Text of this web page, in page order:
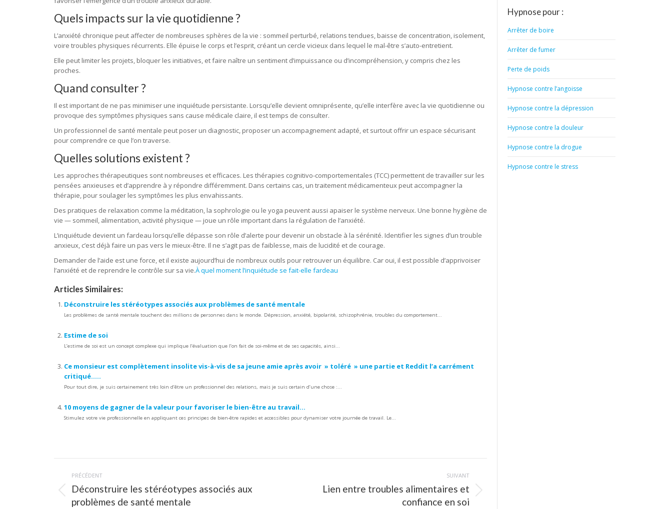
Quels impacts sur la vie quotidienne ?
L’anxiété chronique peut affecter de nombreuses sphères de la vie : sommeil perturbé, relations tendues, baisse de concentration, isolement,
voire troubles physiques récurrents. Elle épuise le corps et l’esprit, créant un cercle vicieux dans lequel le mal-être s’auto-entretient.
Elle peut limiter les projets, bloquer les initiatives, et faire naître un sentiment d’impuissance ou d’incompréhension, y compris chez les
proches.
Quand consulter ?
Il est important de ne pas minimiser une inquiétude persistante. Lorsqu’elle devient omniprésente, qu’elle interfère avec la vie quotidienne ou
provoque des symptômes physiques sans cause médicale claire, il est temps de consulter.
Un professionnel de santé mentale peut poser un diagnostic, proposer un accompagnement adapté, et surtout offrir un espace sécurisant
pour comprendre ce que l’on traverse.
Quelles solutions existent ?
Les approches thérapeutiques sont nombreuses et efficaces. Les thérapies cognitivo-comportementales (TCC) permettent de travailler sur les
pensées anxieuses et d’apprendre à y répondre différemment. Dans certains cas, un traitement médicamenteux peut accompagner la
thérapie, pour soulager les symptômes les plus envahissants.
Des pratiques de relaxation comme la méditation, la sophrologie ou le yoga peuvent aussi apaiser le système nerveux. Une bonne hygiène de
vie — sommeil, alimentation, activité physique — joue un rôle important dans la régulation de l’anxiété.
L’inquiétude devient un fardeau lorsqu’elle dépasse son rôle d’alerte pour devenir un obstacle à la sérénité. Identifier les signes d’un trouble
anxieux, c’est déjà faire un pas vers le mieux-être. Il ne s’agit pas de faiblesse, mais de lucidité et de courage.
Demander de l’aide est une force, et il existe aujourd’hui de nombreux outils pour retrouver un équilibre. Car oui, il est possible d’apprivoiser
l’anxiété et de reprendre le contrôle sur sa vie.À quel moment l’inquiétude se fait-elle fardeau
Articles Similaires:
Déconstruire les stéréotypes associés aux problèmes de santé mentale
Les problèmes de santé mentale touchent des millions de personnes dans le monde. Dépression, anxiété, bipolarité, schizophrénie, troubles du comportement...
Estime de soi
L’estime de soi est un concept complexe qui implique l’évaluation que l’on fait de soi-même et de ses capacités, ainsi...
Ce monsieur est complètement insolite vis-à-vis de sa jeune amie après avoir » toléré » une partie et Reddit l’a carrément
critiqué…..
Pour tout dire, je suis certainement très loin d’être un professionnel des relations, mais je suis certain d’une chose :...
10 moyens de gagner de la valeur pour favoriser le bien-être au travail…
Stimulez votre vie professionnelle en appliquant ces principes de bien-être rapides et accessibles pour dynamiser votre journée de travail. Le...
articlePRÉCÉDENT
Article
précédent
Déconstruire les stéréotypes associés aux
problèmes de santé mentale
SUIVANT
Lien entre troubles alimentaires et
confiance en soi
Hypnose pour :
Arrêter de boire
Arrêter de fumer
Perte de poids
Hypnose contre l’angoisse
Hypnose contre la dépression
Hypnose contre la douleur
Hypnose contre la drogue
Hypnose contre le stress